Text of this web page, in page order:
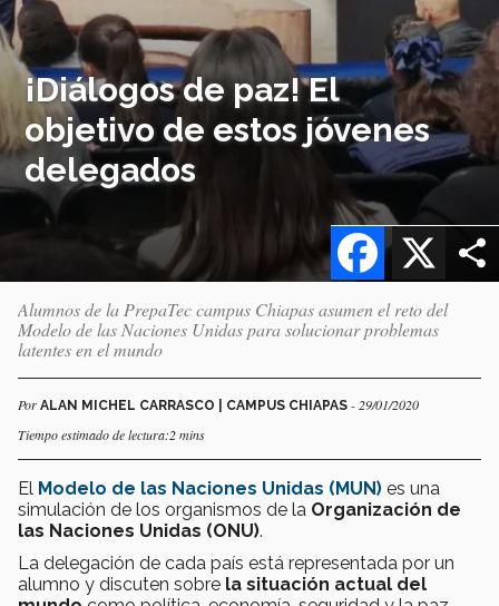
¡Diálogos de paz! El
objetivo de estos jóvenes
delegados
X
Facebook
Alumnos de la PrepaTec campus Chiapas asumen el reto del
Modelo de las Naciones Unidas para solucionar problemas
latentes en el mundo
Por ALAN MICHEL CARRASCO | CAMPUS CHIAPAS - 29/01/2020
Tiempo estimado de lectura:2 mins
El Modelo de las Naciones Unidas (MUN) es una
simulación de los organismos de la Organización de
las Naciones Unidas (ONU).
La delegación de cada país está representada por un
alumno y discuten sobre la situación actual del